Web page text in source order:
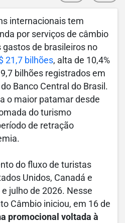
internacionais tem
por serviços de câmbio
gastos de brasileiros no
21,7 bilhões, alta de 10,4%
bilhões registrados em
Banco Central do Brasil.
o maior patamar desde
do turismo
de retração
do fluxo de turistas
Unidos, Canadá e
julho de 2026. Nesse
Câmbio iniciou, em 16 de
promocional voltada à